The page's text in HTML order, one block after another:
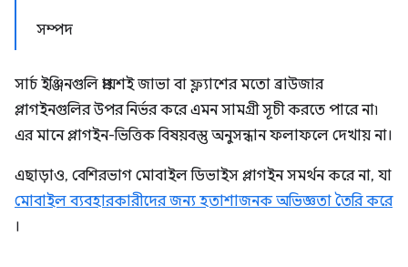
সম্পদ
সার্চ ইঞ্জিনগুলি প্রায়শই জাভা বা ফ্ল্যাশের মতো ব্রাউজার
প্লাগইনগুলির উপর নির্ভর করে এমন সামগ্রী সূচী করতে পারে না৷
এর মানে প্লাগইন-ভিত্তিক বিষয়বস্তু অনুসন্ধান ফলাফলে দেখায় না।
এছাড়াও, বেশিরভাগ মোবাইল ডিভাইস প্লাগইন সমর্থন করে না, যা
মোবাইল ব্যবহারকারীদের জন্য হতাশাজনক অভিজ্ঞতা তৈরি করে
।